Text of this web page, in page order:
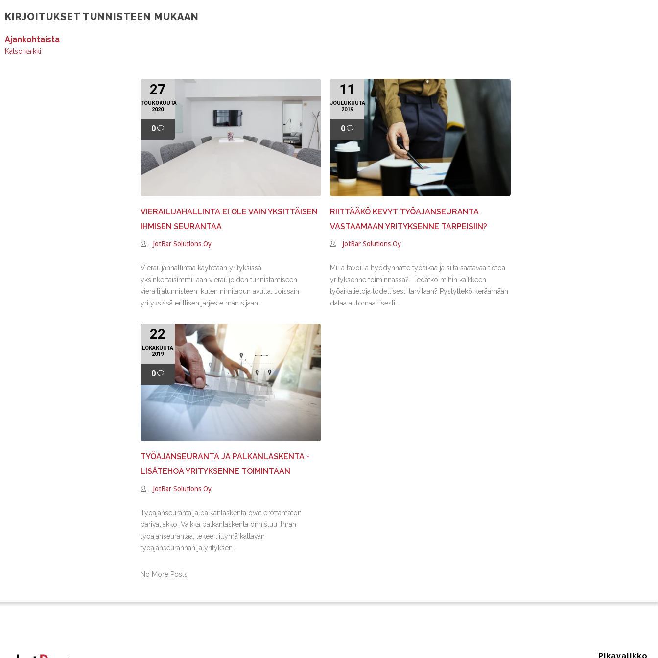
KIRJOITUKSET TUNNISTEEN MUKAAN
Ajankohtaista
Katso kaikki
27
TOUKOKUUTA
2020
0
VIERAILIJAHALLINTA EI OLE VAIN YKSITTÄISEN
IHMISEN SEURANTAA
JotBar Solutions Oy
Vierailijanhallintaa käytetään yrityksissä
yksinkertaisimmillaan vierailijoiden tunnistamiseen
vierailijatunnisteen, kuten nimilapun avulla. Joissain
yrityksissä erillisen järjestelmän sijaan...
11
JOULUKUUTA
2019
0
RIITTÄÄKÖ KEVYT TYÖAJANSEURANTA
VASTAAMAAN YRITYKSENNE TARPEISIIN?
JotBar Solutions Oy
Millä tavoilla hyödynnätte työaikaa ja siitä saatavaa tietoa
yrityksenne toiminnassa? Tiedätkö mihin kaikkeen
työaikatietoja todellisesti tarvitaan? Pystyttekö keräämään
dataa automaattisesti...
22
LOKAKUUTA
2019
0
TYÖAJANSEURANTA JA PALKANLASKENTA -
LISÄTEHOA YRITYKSENNE TOIMINTAAN
JotBar Solutions Oy
Työajanseuranta ja palkanlaskenta ovat erottamaton
parivaljakko. Vaikka palkanlaskenta onnistuu ilman
työajanseurantaa, tekee liittymä kattavan
työajanseurannan ja yrityksen...
No More Posts
Pikavalikko